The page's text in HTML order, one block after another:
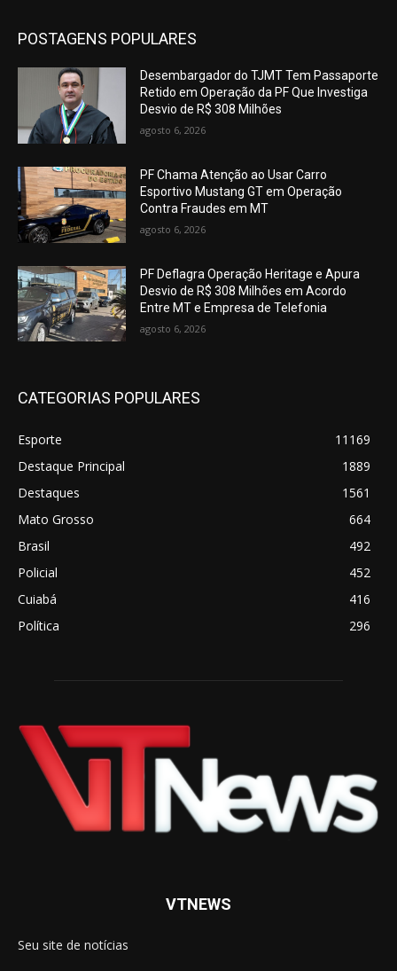
POSTAGENS POPULARES
Desembargador do TJMT Tem Passaporte
Retido em Operação da PF Que Investiga
Desvio de R$ 308 Milhões
agosto 6, 2026
PF Chama Atenção ao Usar Carro
Esportivo Mustang GT em Operação
Contra Fraudes em MT
agosto 6, 2026
PF Deflagra Operação Heritage e Apura
Desvio de R$ 308 Milhões em Acordo
Entre MT e Empresa de Telefonia
agosto 6, 2026
CATEGORIAS POPULARES
Esporte
11169
Destaque Principal
1889
Destaques
1561
Mato Grosso
664
Brasil
492
Policial
452
Cuiabá
416
Política
296
VTNEWS
Seu site de notícias